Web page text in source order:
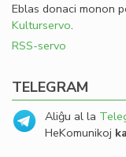
Eblas donaci monon
Kulturservo.
RSS-servo
TELEGRAM
Aliĝu al la
HeKomunikoj